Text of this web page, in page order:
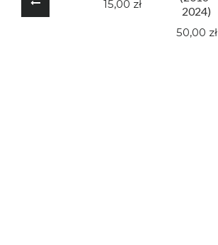
15,00 zł
2024)
50,00 zł